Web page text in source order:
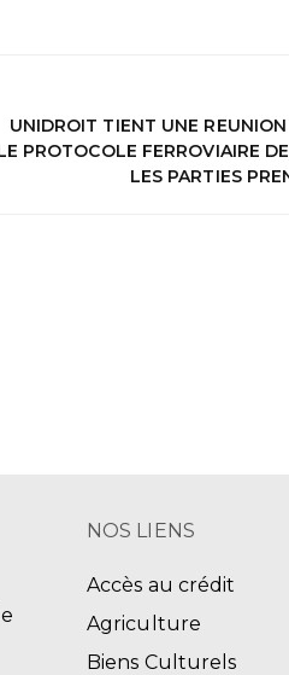
UNIDROIT TIENT UNE
PROTOCOLE FERROVIAIRE
LES PARTIES
NOS LIENS
Accès au crédit
Agriculture
Biens Culturels